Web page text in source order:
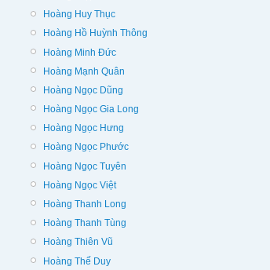
Hoàng Huy Thục
Hoàng Hồ Huỳnh Thông
Hoàng Minh Đức
Hoàng Mạnh Quân
Hoàng Ngọc Dũng
Hoàng Ngọc Gia Long
Hoàng Ngọc Hưng
Hoàng Ngọc Phước
Hoàng Ngọc Tuyên
Hoàng Ngọc Việt
Hoàng Thanh Long
Hoàng Thanh Tùng
Hoàng Thiên Vũ
Hoàng Thế Duy